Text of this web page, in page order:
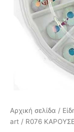
Αρχική σελίδα /
art / R076